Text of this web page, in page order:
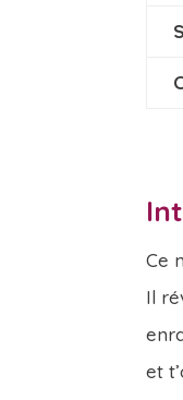
Ce
Il
et